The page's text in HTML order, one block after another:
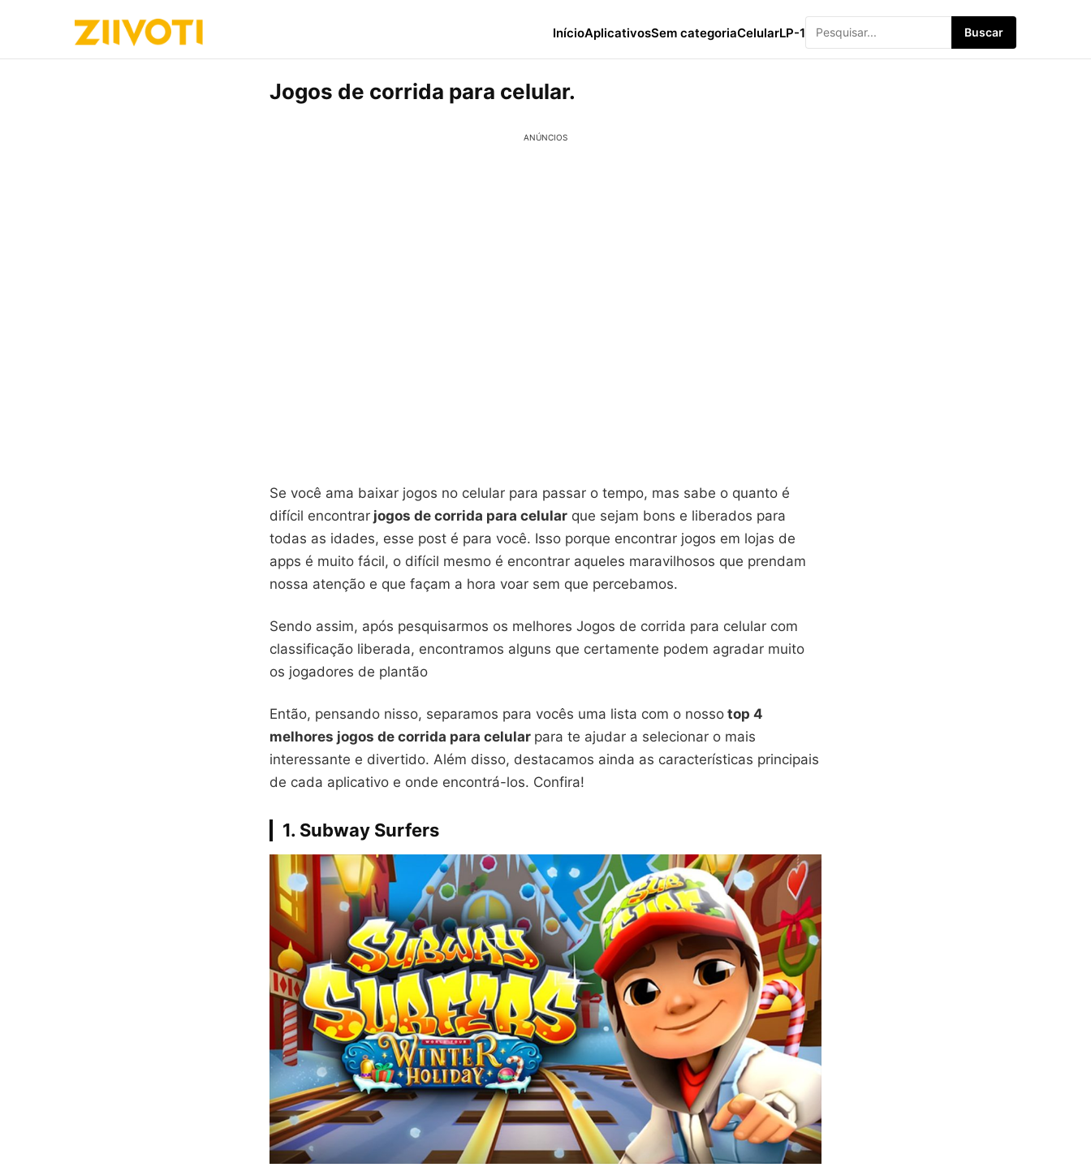
InícioAplicativosSem categoriaCelularLP-1 Buscar
Jogos de corrida para celular.
ANÚNCIOS
Se você ama baixar jogos no celular para passar o tempo, mas sabe o quanto é
difícil encontrar jogos de corrida para celular que sejam bons e liberados para
todas as idades, esse post é para você. Isso porque encontrar jogos em lojas de
apps é muito fácil, o difícil mesmo é encontrar aqueles maravilhosos que prendam
nossa atenção e que façam a hora voar sem que percebamos.
Sendo assim, após pesquisarmos os melhores Jogos de corrida para celular com
classificação liberada, encontramos alguns que certamente podem agradar muito
os jogadores de plantão
Então, pensando nisso, separamos para vocês uma lista com o nosso top 4
melhores jogos de corrida para celular para te ajudar a selecionar o mais
interessante e divertido. Além disso, destacamos ainda as características principais
de cada aplicativo e onde encontrá-los. Confira!
1. Subway Surfers